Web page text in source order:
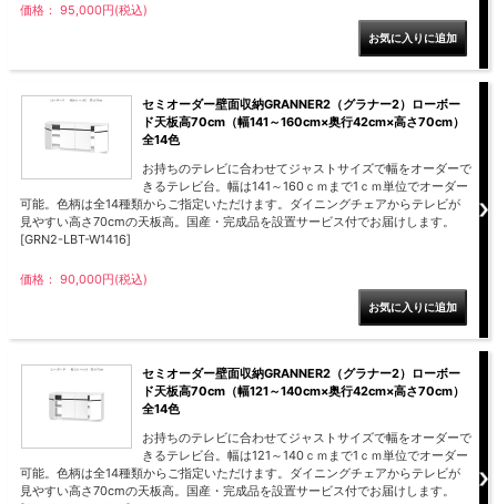
価格： 95,000円(税込)
セミオーダー壁面収納GRANNER2（グラナー2）ローボー
ド天板高70cm（幅141～160cm×奥行42cm×高さ70cm）
全14色
お持ちのテレビに合わせてジャストサイズで幅をオーダーで
きるテレビ台。幅は141～160ｃｍまで1ｃｍ単位でオーダー
可能。色柄は全14種類からご指定いただけます。ダイニングチェアからテレビが
見やすい高さ70cmの天板高。国産・完成品を設置サービス付でお届けします。
[GRN2-LBT-W1416]
価格： 90,000円(税込)
セミオーダー壁面収納GRANNER2（グラナー2）ローボー
ド天板高70cm（幅121～140cm×奥行42cm×高さ70cm）
全14色
お持ちのテレビに合わせてジャストサイズで幅をオーダーで
きるテレビ台。幅は121～140ｃｍまで1ｃｍ単位でオーダー
可能。色柄は全14種類からご指定いただけます。ダイニングチェアからテレビが
見やすい高さ70cmの天板高。国産・完成品を設置サービス付でお届けします。